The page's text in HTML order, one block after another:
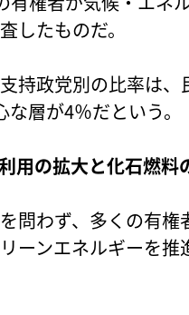
したものだ。
持政党別の比率は、
層が4％だという。
用の拡大と化石燃料
問わず、多くの有権
ーンエネルギーを推